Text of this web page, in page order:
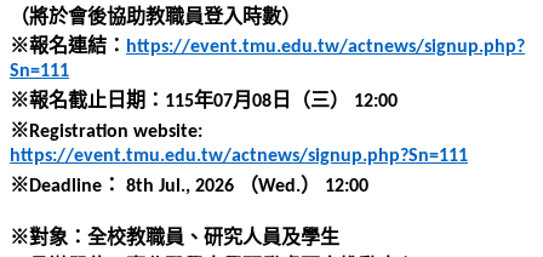
（將於會後協助教職員登入時數）
※報名連結： https://event.tmu.edu.tw/actnews/signup.php?
Sn=111
※報名截止日期： 115年07月 08 日 （三） 12:00
※Registration website:
https://event.tmu.edu.tw/actnews/signup.php?Sn=111
※Deadline ： 8th Jul., 2026 （Wed.） 12:00
※對象：全校教職員、研究人員及學生